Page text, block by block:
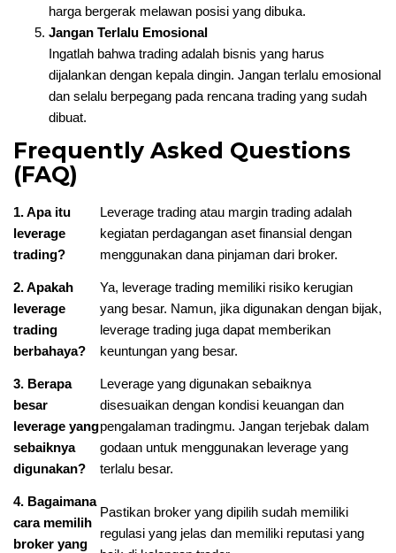
harga bergerak melawan posisi yang dibuka.
Jangan Terlalu Emosional
Ingatlah bahwa trading adalah bisnis yang harus
dijalankan dengan kepala dingin. Jangan terlalu emosional
dan selalu berpegang pada rencana trading yang sudah
dibuat.
Frequently Asked Questions
(FAQ)
1. Apa itu
leverage
trading?
Leverage trading atau margin trading adalah
kegiatan perdagangan aset finansial dengan
menggunakan dana pinjaman dari broker.
2. Apakah
leverage
trading
berbahaya?
Ya, leverage trading memiliki risiko kerugian
yang besar. Namun, jika digunakan dengan bijak,
leverage trading juga dapat memberikan
keuntungan yang besar.
3. Berapa
besar
leverage yang
sebaiknya
digunakan?
Leverage yang digunakan sebaiknya
disesuaikan dengan kondisi keuangan dan
pengalaman tradingmu. Jangan terjebak dalam
godaan untuk menggunakan leverage yang
terlalu besar.
4. Bagaimana
cara memilih
broker yang
Pastikan broker yang dipilih sudah memiliki
regulasi yang jelas dan memiliki reputasi yang